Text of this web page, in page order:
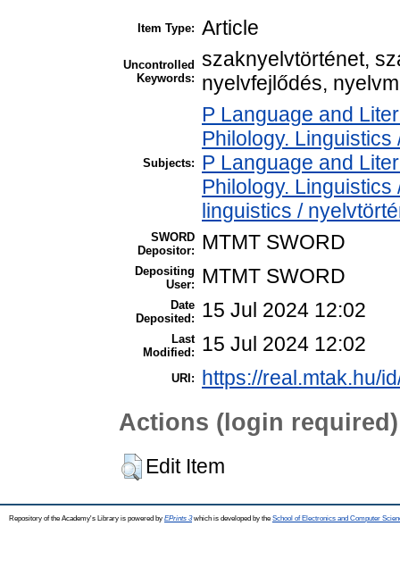
Item Type: Article
Uncontrolled
Keywords:
szaknyelvtörténet,
nyelvfejlődés,
Subjects:
P Language and
Philology.
P Language and
Philology.
linguistics /
SWORD
Depositor:
MTMT SWORD
Depositing
User:
MTMT SWORD
Date
Deposited:
15 Jul 2024 12:02
Last
Modified:
15 Jul 2024 12:02
URI: https://real.mtak.hu/
Actions (login required)
Edit Item
Repository of the Academy's Library is powered by EPrints 3which is developed by the School of Electronics and Computer